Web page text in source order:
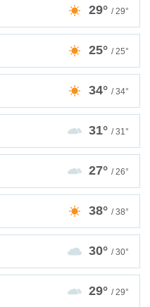
29° / 29°
25° / 25°
34° / 34°
31° / 31°
27° / 26°
38° / 38°
30° / 30°
29° / 29°